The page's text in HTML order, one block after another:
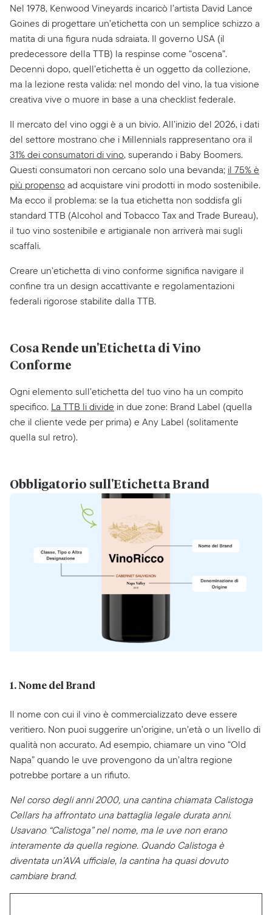
Nel 1978, Kenwood Vineyards incaricò l’artista David Lance
Goines di progettare un’etichetta con un semplice schizzo a
matita di una figura nuda sdraiata. Il governo USA (il
predecessore della TTB) la respinse come “oscena”.
Decenni dopo, quell’etichetta è un oggetto da collezione,
ma la lezione resta valida: nel mondo del vino, la tua visione
creativa vive o muore in base a una checklist federale.
Il mercato del vino oggi è a un bivio. All’inizio del 2026, i dati
del settore mostrano che i Millennials rappresentano ora il
31% dei consumatori di vino, superando i Baby Boomers.
Questi consumatori non cercano solo una bevanda; il 75% è
più propenso ad acquistare vini prodotti in modo sostenibile.
Ma ecco il problema: se la tua etichetta non soddisfa gli
standard TTB (Alcohol and Tobacco Tax and Trade Bureau),
il tuo vino sostenibile e artigianale non arriverà mai sugli
scaffali.
Creare un’etichetta di vino conforme significa navigare il
confine tra un design accattivante e regolamentazioni
federali rigorose stabilite dalla TTB.
Cosa Rende un'Etichetta di Vino
Conforme
Ogni elemento sull’etichetta del tuo vino ha un compito
specifico. La TTB li divide in due zone: Brand Label (quella
che il cliente vede per prima) e Any Label (solitamente
quella sul retro).
Obbligatorio sull'Etichetta Brand
1. Nome del Brand
Il nome con cui il vino è commercializzato deve essere
veritiero. Non puoi suggerire un’origine, un’età o un livello di
qualità non accurato. Ad esempio, chiamare un vino “Old
Napa” quando le uve provengono da un’altra regione
potrebbe portare a un rifiuto.
Nel corso degli anni 2000, una cantina chiamata Calistoga
Cellars ha affrontato una battaglia legale durata anni.
Usavano “Calistoga” nel nome, ma le uve non erano
interamente da quella regione. Quando Calistoga è
diventata un’AVA ufficiale, la cantina ha quasi dovuto
cambiare brand.